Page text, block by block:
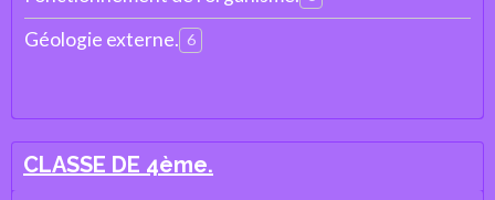
Géologie externe. 6
CLASSE DE 4ème.